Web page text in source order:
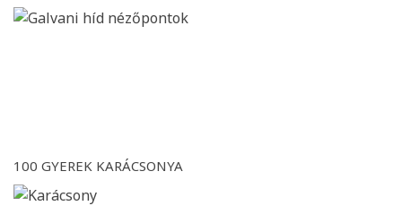
100 GYEREK KARÁCSONYA